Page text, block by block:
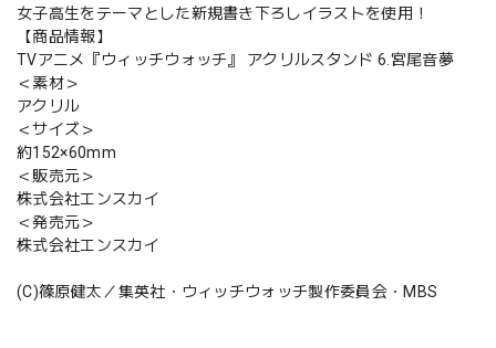
女子高生をテーマとした新規書き下ろしイラストを使用！
【商品情報】
TVアニメ『ウィッチウォッチ』 アクリルスタンド 6.宮尾音夢
＜素材＞
アクリル
＜サイズ＞
約152×60mm
＜販売元＞
株式会社エンスカイ
＜発売元＞
株式会社エンスカイ
(C)篠原健太／集英社・ウィッチウォッチ製作委員会・MBS